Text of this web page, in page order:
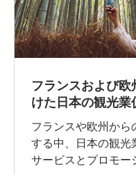
フランスおよび欧
けた日本の観光業
フランスや欧州から
する中、日本の観光
サービスとプロモー